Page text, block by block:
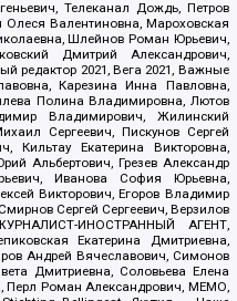
Телеканал Дождь, Петров
Валентиновна, Мароховская
Шлейнов Роман Юрьевич,
Дмитрий Александрович,
редактор 2021, Вега 2021, Важные
Карезина Инна Павловна,
Полина Владимировна, Лютов
Владимирович, Жилинский
Сергеевич, Пискунов Сергей
Кильтау Екатерина Викторовна,
Альбертович, Грезев Александр
Иванова София Юрьевна,
Викторович, Егоров Владимир
Сергей Сергеевич, Верзилов
ИНОСТРАННЫЙ АГЕНТ,
Екатерина Дмитриевна,
Андрей Вячеславович, Симонов
Дмитриевна, Соловьева Елена
Перл Роман Александрович, МЕМО,